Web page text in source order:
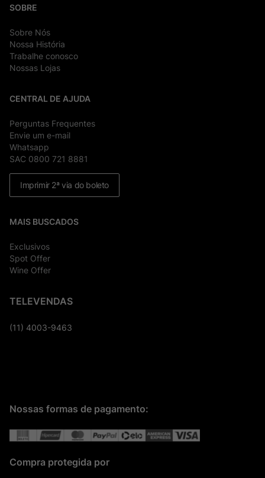
SOBRE
Sobre Nós
Nossa História
Trabalhe conosco
Nossas Lojas
CENTRAL DE AJUDA
Perguntas Frequentes
Envie um e-mail
Whatsapp
SAC 0800 721 8881
Imprimir 2ª via do boleto
MAIS BUSCADOS
Exclusivos
Spot Offer
Wine Offer
TELEVENDAS
(11) 4003-9463
Nossas formas de pagamento:
Compra protegida por